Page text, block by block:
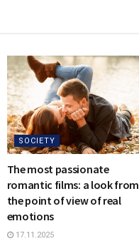
SOCIETY
The most passionate
romantic films: a look from
the point of view of real
emotions
17.11.2025